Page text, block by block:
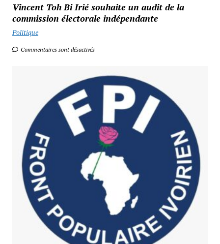
Vincent Toh Bi Irié souhaite un audit de la
commission électorale indépendante
Politique
Commentaires sont désactivés